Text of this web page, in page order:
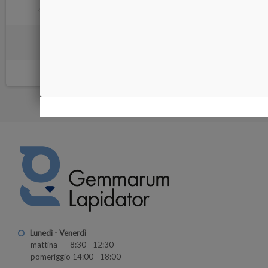
Lunedì - Venerdì
mattina 8:30 - 12:30
pomeriggio 14:00 - 18:00